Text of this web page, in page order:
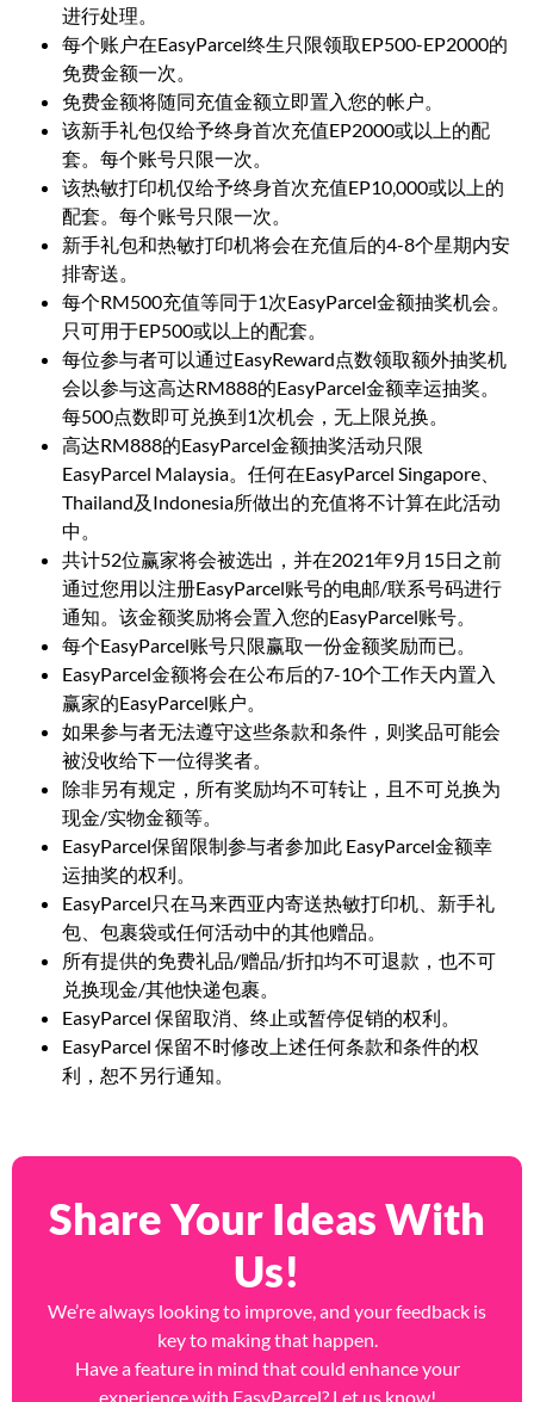
进行处理。
每个账户在EasyParcel终生只限领取EP500-EP2000的
免费金额一次。
免费金额将随同充值金额立即置入您的帐户。
该新手礼包仅给予终身首次充值EP2000或以上的配
套。每个账号只限一次。
该热敏打印机仅给予终身首次充值EP10,000或以上的
配套。每个账号只限一次。
新手礼包和热敏打印机将会在充值后的4-8个星期内安
排寄送。
每个RM500充值等同于1次EasyParcel金额抽奖机会。
只可用于EP500或以上的配套。
每位参与者可以通过EasyReward点数领取额外抽奖机
会以参与这高达RM888的EasyParcel金额幸运抽奖。
每500点数即可兑换到1次机会，无上限兑换。
高达RM888的EasyParcel金额抽奖活动只限
EasyParcel Malaysia。任何在EasyParcel Singapore、
Thailand及Indonesia所做出的充值将不计算在此活动
中。
共计52位赢家将会被选出，并在2021年9月15日之前
通过您用以注册EasyParcel账号的电邮/联系号码进行
通知。该金额奖励将会置入您的EasyParcel账号。
每个EasyParcel账号只限赢取一份金额奖励而已。
EasyParcel金额将会在公布后的7-10个工作天内置入
赢家的EasyParcel账户。
如果参与者无法遵守这些条款和条件，则奖品可能会
被没收给下一位得奖者。
除非另有规定，所有奖励均不可转让，且不可兑换为
现金/实物金额等。
EasyParcel保留限制参与者参加此 EasyParcel金额幸
运抽奖的权利。
EasyParcel只在马来西亚内寄送热敏打印机、新手礼
包、包裹袋或任何活动中的其他赠品。
所有提供的免费礼品/赠品/折扣均不可退款，也不可
兑换现金/其他快递包裹。
EasyParcel 保留取消、终止或暂停促销的权利。
EasyParcel 保留不时修改上述任何条款和条件的权
利，恕不另行通知。
Share Your Ideas With
Us!
We’re always looking to improve, and your feedback is
key to making that happen.
Have a feature in mind that could enhance your
experience with EasyParcel? Let us know!